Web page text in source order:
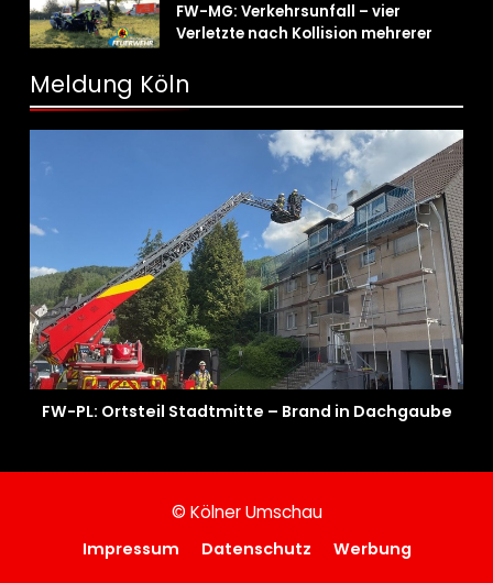
FW-MG: Verkehrsunfall – vier
Verletzte nach Kollision mehrerer
Meldung Köln
FW-PL: Ortsteil Stadtmitte – Brand in Dachgaube
© Kölner Umschau
Impressum Datenschutz Werbung